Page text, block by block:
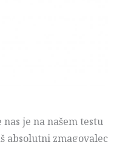
je na našem testu
absolutni zmagovalec